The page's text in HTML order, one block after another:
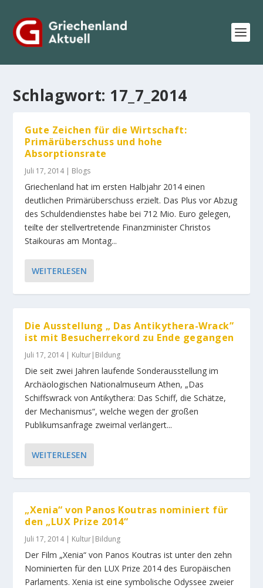
Schlagwort: 17_7_2014
Gute Zeichen für die Wirtschaft:
Primärüberschuss und hohe
Absorptionsrate
Juli 17, 2014| Blogs
Griechenland hat im ersten Halbjahr 2014 einen
deutlichen Primärüberschuss erzielt. Das Plus vor Abzug
des Schuldendienstes habe bei 712 Mio. Euro gelegen,
teilte der stellvertretende Finanzminister Christos
Staikouras am Montag...
WEITERLESEN
Die Ausstellung „ Das Antikythera-Wrack”
ist mit Besucherrekord zu Ende gegangen
Juli 17, 2014| Kultur|Bildung
Die seit zwei Jahren laufende Sonderausstellung im
Archäologischen Nationalmuseum Athen, „Das
Schiffswrack von Antikythera: Das Schiff, die Schätze,
der Mechanismus“, welche wegen der großen
Publikumsanfrage zweimal verlängert...
WEITERLESEN
„Xenia“ von Panos Koutras nominiert für
den „LUX Prize 2014“
Juli 17, 2014| Kultur|Bildung
Der Film „Xenia“ von Panos Koutras ist unter den zehn
Nominierten für den LUX Prize 2014 des Europäischen
Parlaments. Xenia ist eine symbolische Odyssee zweier